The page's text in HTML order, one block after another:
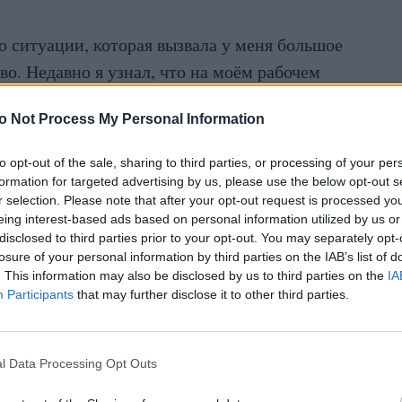
Not Process My Personal Information
opt-out of the sale, sharing to third parties, or processing of your
for targeted advertising by us, please use the below opt-out
selection. Please note that after your opt-out request is processed
interest-based ads based on personal information utilized by us
to third parties prior to your opt-out. You may separately
of your personal information by third parties on the IAB’s list of
This information may also be disclosed by us to third parties on the
Participants that may further disclose it to other third parties.
Data Processing Opt Outs
ситуации, которая вызвала у меня большое
Недавно я узнал, что на моём рабочем
только специалисту по персоналу и своему
лист нетрудоспособности и устно
спустя пару дней коллеги начали задавать
было ясно, что они знают больше, чем
потому что никакого согласия на
не давала.
сотрудников и кому они доступны. Я
нарушены правила защиты данных, и что